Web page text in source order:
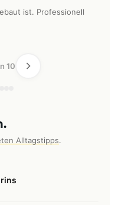
ist. Professionell
10
Alltagstipps.